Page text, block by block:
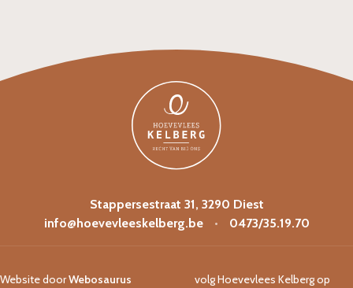
Stappersestraat 31, 3290 Diest
info@hoevevleeskelberg.be
• 0473/35.19.70
volg Hoevevlees Kelberg op
Website doorWebosaurus